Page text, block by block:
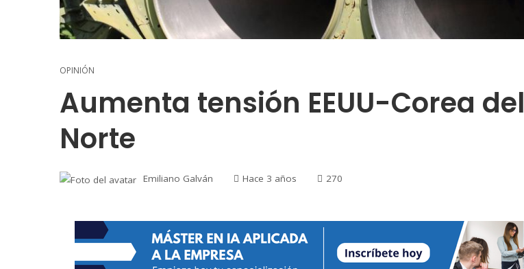
OPINIÓN
Aumenta tensión EEUU-Corea del
Norte
Emiliano Galván Hace 3 años 270